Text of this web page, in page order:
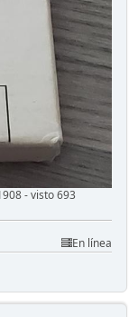
- visto 693
En línea